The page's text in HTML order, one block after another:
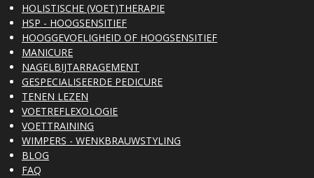
HOLISTISCHE (VOET)THERAPIE
HSP - HOOGSENSITIEF
HOOGGEVOELIGHEID OF HOOGSENSITIEF
MANICURE
NAGELBIJTARRAGEMENT
GESPECIALISEERDE PEDICURE
TENEN LEZEN
VOETREFLEXOLOGIE
VOETTRAINING
WIMPERS - WENKBRAUWSTYLING
BLOG
FAQ